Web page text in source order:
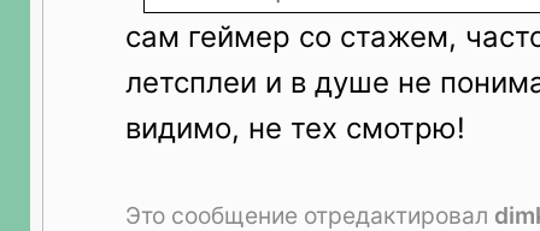
сам геймер со стажем,
летсплеи и в душе не
видимо, не тех смотрю!
Это сообщение отредактировал